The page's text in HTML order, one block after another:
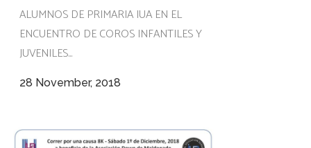
ALUMNOS DE PRIMARIA IUA EN EL
ENCUENTRO DE COROS INFANTILES Y
JUVENILES...
28 November, 2018